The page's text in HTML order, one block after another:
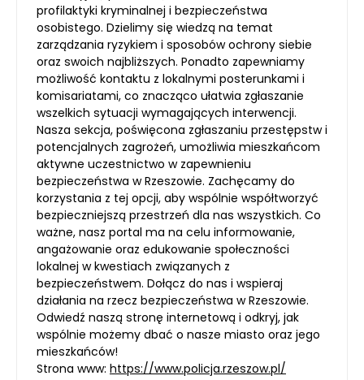
profilaktyki kryminalnej i bezpieczeństwa
osobistego. Dzielimy się wiedzą na temat
zarządzania ryzykiem i sposobów ochrony siebie
oraz swoich najbliższych. Ponadto zapewniamy
możliwość kontaktu z lokalnymi posterunkami i
komisariatami, co znacząco ułatwia zgłaszanie
wszelkich sytuacji wymagających interwencji.
Nasza sekcja, poświęcona zgłaszaniu przestępstw i
potencjalnych zagrożeń, umożliwia mieszkańcom
aktywne uczestnictwo w zapewnieniu
bezpieczeństwa w Rzeszowie. Zachęcamy do
korzystania z tej opcji, aby wspólnie współtworzyć
bezpieczniejszą przestrzeń dla nas wszystkich. Co
ważne, nasz portal ma na celu informowanie,
angażowanie oraz edukowanie społeczności
lokalnej w kwestiach związanych z
bezpieczeństwem. Dołącz do nas i wspieraj
działania na rzecz bezpieczeństwa w Rzeszowie.
Odwiedź naszą stronę internetową i odkryj, jak
wspólnie możemy dbać o nasze miasto oraz jego
mieszkańców!
Strona www: https://www.policja.rzeszow.pl/